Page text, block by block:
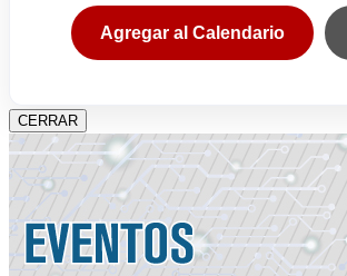
Agregar al Calendario
CERRAR